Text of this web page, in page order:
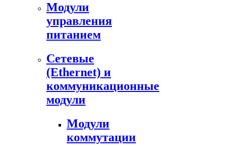
Модули
управления
питанием
Сетевые
(Ethernet) и
коммуникационные
модули
Модули
коммутации